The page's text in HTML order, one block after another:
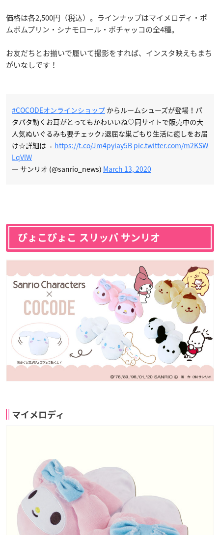
価格は各2,500円（税込）。ラインナップはマイメロディ・ポ
ムポムプリン・シナモロール・ポチャッコの全4種。
お友だちとお揃いで履いて撮影をすれば、インスタ映えもまち
がいなしです！
#COCODEオンラインショップ からルームシューズが登場！パ
タパタ動くお耳がとってもかわいいね♡同サイトで販売中の大
人気ぬいぐるみも要チェック♪退屈な巣ごもり生活に癒しをお届
け☆詳細は→ https://t.co/Jm4pyiay5B pic.twitter.com/m2KSW
LqVlW
— サンリオ (@sanrio_news) March 13, 2020
ぴょこぴょこ スリッパ サンリオ
マイメロディ